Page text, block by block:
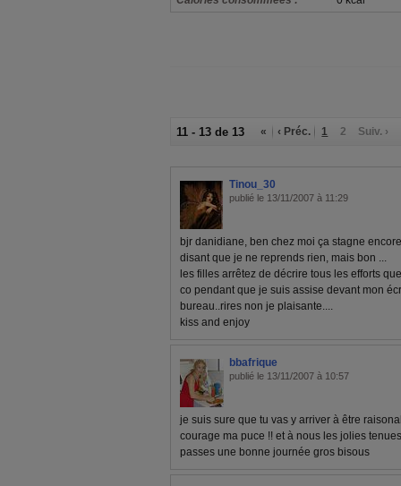
11 - 13 de 13 « ‹ Préc. 1 2 Suiv. ›
Tinou_30
publié le 13/11/2007 à 11:29
bjr danidiane, ben chez moi ça stagne
disant que je ne reprends rien, mais bon ...
les filles arrêtez de décrire tous les efforts
co pendant que je suis assise devant mon
bureau..rires non je plaisante....
kiss and enjoy
bbafrique
publié le 13/11/2007 à 10:57
je suis sure que tu vas y arriver à être
courage ma puce !! et à nous les jolies
passes une bonne journée gros bisous